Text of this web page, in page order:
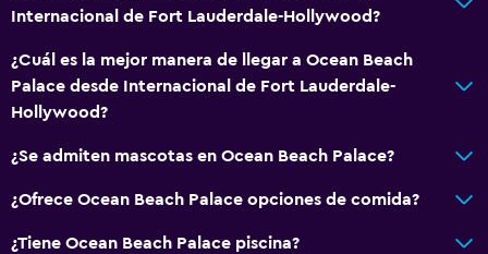
Baño
Ducha
Tina de baño
Secador de pelo
Aseo
Papel higiénico
Internacional de Fort Lauderdale-Hollywood?
¿Cuál es la mejor manera de llegar a Ocean Beach
Palace desde Internacional de Fort Lauderdale-
Hollywood?
¿Se admiten mascotas en Ocean Beach Palace?
¿Ofrece Ocean Beach Palace opciones de comida?
¿Tiene Ocean Beach Palace piscina?